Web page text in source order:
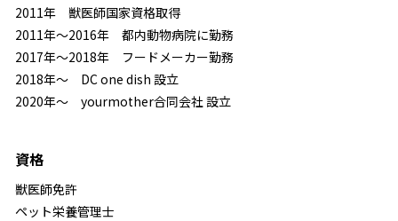
2011年 獣医師国家資格取得
2011年～2016年 都内動物病院に勤務
2017年～2018年 フードメーカー勤務
2018年～ DC one dish 設立
2020年～ yourmother合同会社 設立
資格
獣医師免許
ペット栄養管理士